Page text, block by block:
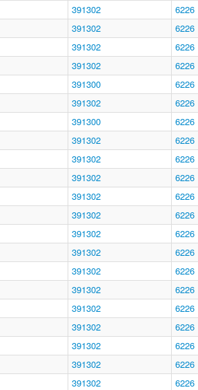
391302
6226
391302
6226
391302
6226
391302
6226
391300
6226
391302
6226
391300
6226
391302
6226
391302
6226
391302
6226
391302
6226
391302
6226
391302
6226
391302
6226
391302
6226
391302
6226
391302
6226
391302
6226
391302
6226
391302
6226
391302
6226